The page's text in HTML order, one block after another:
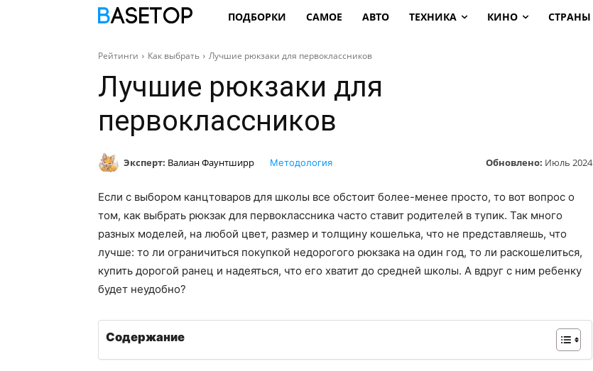
ПОДБОРКИ САМОЕ АВТО ТЕХНИКА КИНО СТРАНЫ
Рейтинги Как выбрать Лучшие рюкзаки для первоклассников
Лучшие рюкзаки для
первоклассников
Эксперт: Валиан Фаунтширр Обновлено: Июль 2024
Методология
Если с выбором канцтоваров для школы все обстоит более-менее просто, то вот вопрос о
том, как выбрать рюкзак для первоклассника часто ставит родителей в тупик. Так много
разных моделей, на любой цвет, размер и толщину кошелька, что не представляешь, что
лучше: то ли ограничиться покупкой недорогого рюкзака на один год, то ли раскошелиться,
купить дорогой ранец и надеяться, что его хватит до средней школы. А вдруг с ним ребенку
будет неудобно?
Содержание